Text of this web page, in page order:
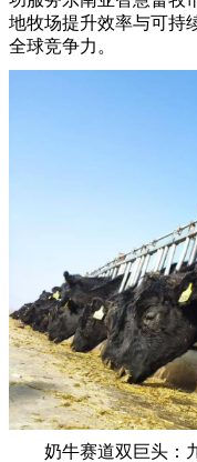
地牧场提升效率与可持
全球竞争力。
奶牛赛道双巨头：